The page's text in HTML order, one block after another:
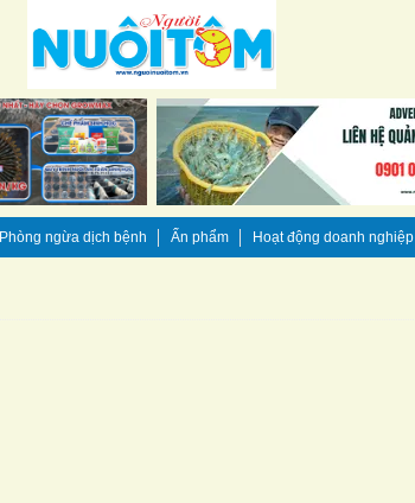
Phòng ngừa dịch bệnh Ấn phẩm Hoạt động doanh nghiệp